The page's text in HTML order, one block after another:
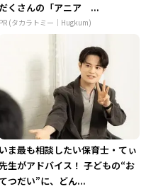
だくさんの「アニア ...
PR (タカラトミー｜Hugkum)
いま最も相談したい保育士・てぃ
生がアドバイス！ 子どもの“お
つだい”に、どん...